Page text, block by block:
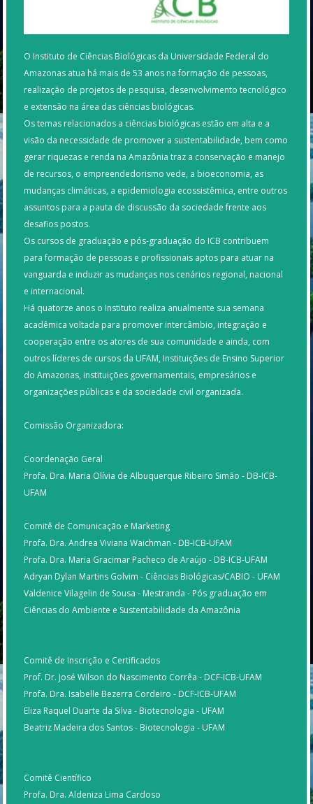
O Instituto de Ciências Biológicas da Universidade Federal do
Amazonas atua há mais de 53 anos na formação de pessoas,
realização de projetos de pesquisa, desenvolvimento tecnológico
e extensão na área das ciências biológicas.
Os temas relacionados a ciências biológicas estão em alta e a
visão da necessidade de promover a sustentabilidade, bem como
gerar riquezas e renda na Amazônia traz a conservação e manejo
de recursos, o empreendedorismo vede, a bioeconomia, as
mudanças climáticas, a epidemiologia ecossistêmica, entre outros
assuntos para a pauta de discussão da sociedade frente aos
desafios postos.
Os cursos de graduação e pós-graduação do ICB contribuem
para formação de pessoas e profissionais aptos para atuar na
vanguarda e induzir as mudanças nos cenários regional, nacional
e internacional.
Há quatorze anos o Instituto realiza anualmente sua semana
acadêmica voltada para promover intercâmbio, integração e
cooperação entre os atores de sua comunidade e ainda, com
outros líderes de cursos da UFAM, Instituições de Ensino Superior
do Amazonas, instituições governamentais, empresários e
organizações públicas e da sociedade civil organizada.
Comissão Organizadora:
Coordenação Geral
Profa. Dra. Maria Olívia de Albuquerque Ribeiro Simão - DB-ICB-
UFAM
Comitê de Comunicação e Marketing
Profa. Dra. Andrea Viviana Waichman - DB-ICB-UFAM
Profa. Dra. Maria Gracimar Pacheco de Araújo - DB-ICB-UFAM
Adryan Dylan Martins Golvim - Ciências Biológicas/CABIO - UFAM
Valdenice Vilagelin de Sousa - Mestranda - Pós graduação em
Ciências do Ambiente e Sustentabilidade da Amazônia
Comitê de Inscrição e Certificados
Prof. Dr. José Wilson do Nascimento Corrêa - DCF-ICB-UFAM
Profa. Dra. Isabelle Bezerra Cordeiro - DCF-ICB-UFAM
Eliza Raquel Duarte da Silva - Biotecnologia - UFAM
Beatriz Madeira dos Santos - Biotecnologia - UFAM
Comitê Científico
Profa. Dra. Aldeniza Lima Cardoso